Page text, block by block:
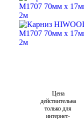
Цена
действительна
только для
интернет-